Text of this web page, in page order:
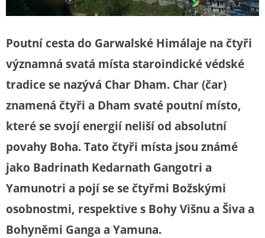
Poutní cesta do Garwalské Himálaje na čtyři
významná svatá místa staroindické védské
tradice se nazývá Char Dham. Char (čar)
znamená čtyři a Dham svaté poutní místo,
které se svojí energií neliší od absolutní
povahy Boha. Tato čtyři místa jsou známé
jako Badrinath Kedarnath Gangotri a
Yamunotri a pojí se se čtyřmi Božskými
osobnostmi, respektive s Bohy Višnu a Šiva a
Bohyněmi Ganga a Yamuna.